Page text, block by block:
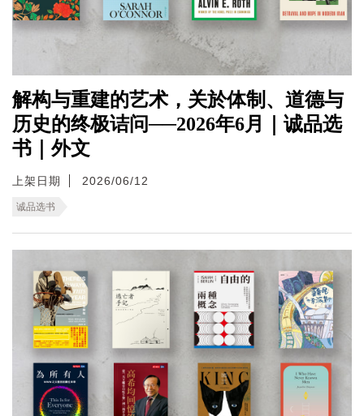
解构与重建的艺术，关於体制、道德与
历史的终极诘问──2026年6月｜诚品选
书｜外文
上架日期 2026/06/12
诚品选书